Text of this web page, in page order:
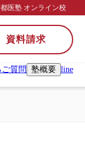
医塾 オンライン校
質問 塾概要 line
資料請求